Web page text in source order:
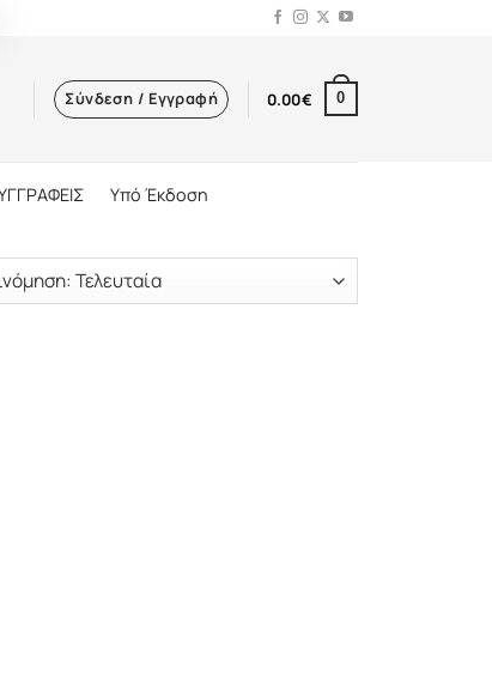
Σύνδεση / Εγγραφή 0.00€ 0
Υπό Έκδοση